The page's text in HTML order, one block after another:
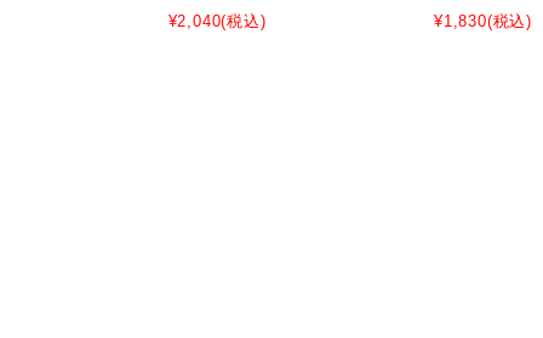
¥2,040(税込) ¥1,830(税込)